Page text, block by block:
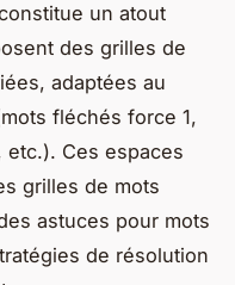
un atout
des grilles de
adaptées au
fléchés force 1,
Ces espaces
grilles de mots
astuces pour mots
de résolution